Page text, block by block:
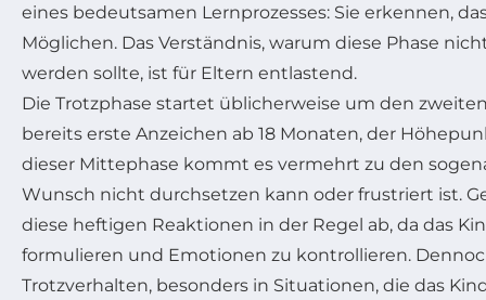
eines bedeutsamen Lernprozesses: Sie erkennen,
Möglichen. Das Verständnis, warum diese Phase
werden sollte, ist für Eltern entlastend.
Die Trotzphase startet üblicherweise um den
bereits erste Anzeichen ab 18 Monaten, der
dieser Mittephase kommt es vermehrt zu den
Wunsch nicht durchsetzen kann oder frustriert ist.
diese heftigen Reaktionen in der Regel ab, da das
formulieren und Emotionen zu kontrollieren.
Trotzverhalten, besonders in Situationen, die das